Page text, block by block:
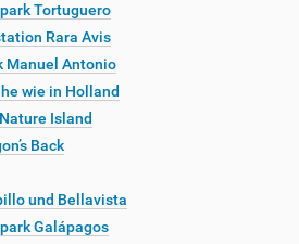
Tortuguero
Rara Avis
Manuel Antonio
wie in Holland
Island
Back
und Bellavista
Galápagos